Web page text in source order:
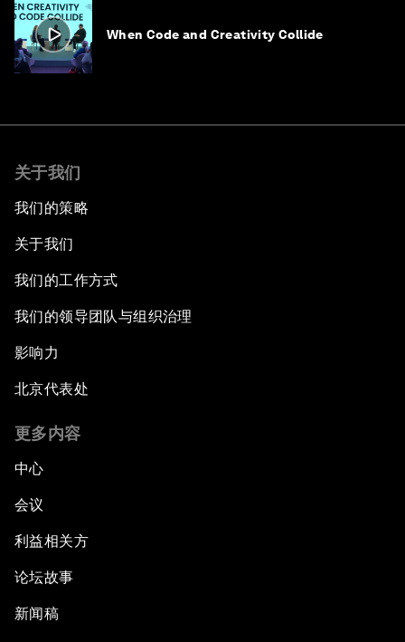
When Code and Creativity Collide
关于我们
我们的策略
关于我们
我们的工作方式
我们的领导团队与组织治理
影响力
北京代表处
更多内容
中心
会议
利益相关方
论坛故事
新闻稿